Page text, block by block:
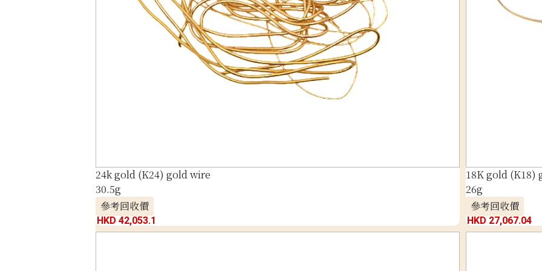
24k gold (K24) gold wire
30.5g
參考回收價
HKD 42,053.1
18K gold (K18)
26g
參考回收價
HKD 27,067.04